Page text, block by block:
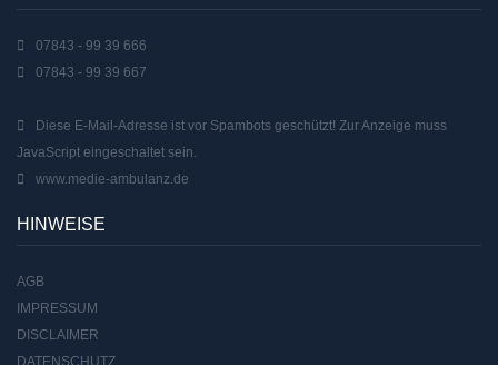
07843 - 99 39 666
07843 - 99 39 667
Diese E-Mail-Adresse ist vor Spambots geschützt! Zur Anzeige muss
JavaScript eingeschaltet sein.
www.medie-ambulanz.de
HINWEISE
AGB
IMPRESSUM
DISCLAIMER
DATENSCHUTZ